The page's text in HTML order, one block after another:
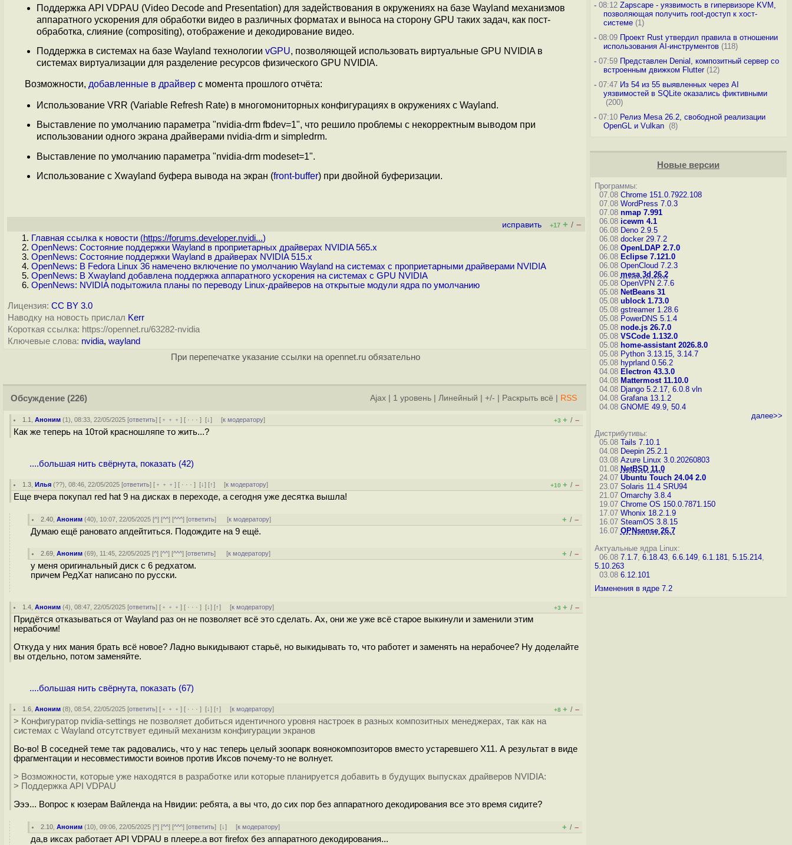
Поддержка API VDPAU (Video Decode and Presentation) для задействования в окружениях на базе Wayland механизмов
аппаратного ускорения для обработки видео в различных форматах и выноса на сторону GPU таких задач, как пост-
обработка, слияние (compositing), отображение и декодирование видео.
Поддержка в системах на базе Wayland технологии vGPU, позволяющей использовать виртуальные GPU NVIDIA в
системах виртуализации для разделение ресурсов физического GPU NVIDIA.
Возможности, добавленные в драйвер с момента прошлого отчёта:
Использование VRR (Variable Refresh Rate) в многомониторных конфигурациях в окружениях с Wayland.
Выставление по умолчанию параметра "nvidia-drm fbdev=1", что решило проблемы с некорректным выводом при
использовании одного экрана драйверами nvidia-drm и simpledrm.
Выставление по умолчанию параметра "nvidia-drm modeset=1".
Использование с Xwayland буфера вывода на экран (front-buffer) при двойной буферизации.
исправить +17 + / –
Главная ссылка к новости (https://forums.developer.nvidi...)
OpenNews: Состояние поддержки Wayland в проприетарных драйверах NVIDIA 565.x
OpenNews: Состояние поддержки Wayland в драйверах NVIDIA 515.x
OpenNews: В Fedora Linux 36 намечено включение по умолчанию Wayland на системах с проприетарными драйверами NVIDIA
OpenNews: В Xwayland добавлена поддержка аппаратного ускорения на системах с GPU NVIDIA
OpenNews: NVIDIA подытожила планы по переводу Linux-драйверов на открытые модули ядра по умолчанию
Лицензия: CC BY 3.0
Наводку на новость прислал Kerr
Короткая ссылка: https://opennet.ru/63282-nvidia
Ключевые слова: nvidia, wayland
При перепечатке указание ссылки на opennet.ru обязательно
Обсуждение (226) Ajax 1 уровень Линейный +/- Раскрыть всё RSS
1.1 ,Аноним (1), 08:33, 22/05/2025 [ответить] [ ﹢﹢﹢] [ · · ·][↓] [к модератору] +3 + / –
Как же теперь на 10той красношляпе то жить...?
....большая нить свёрнута, показать (42)
1.3 ,Илья (??), 08:46, 22/05/2025 [ответить] [ ﹢﹢﹢] [ · · ·][↓] [↑] [к модератору] +10 + / –
Еще вчера покупал red hat 9 на дисках в переходе, а сегодня уже десятка вышла!
2.40 ,Аноним (40), 10:07, 22/05/2025 [^] [^^] [^^^] [ответить] [к модератору] + / –
Думаю ещё рановато апдейтиться. Подождите на 9 ещё.
2.69 ,Аноним (69), 11:45, 22/05/2025 [^] [^^] [^^^] [ответить] [к модератору] + / –
у меня оригинальный диск с 6 редхатом.
причем РедХат написано по русски.
1.4 ,Аноним (4), 08:47, 22/05/2025 [ответить] [ ﹢﹢﹢] [ · · ·][↓] [↑] [к модератору] +3 + / –
Придётся отказываться от Wayland раз он не позволяет всё это сделать. Ах, они же уже всё старое выкинули и заменили этим
нерабочим!
Откуда у них мания брать всё новое? Ладно выкидывают старьё, но выкидывать то, что работет и заменять на нерабочее? Ну доделайте
вы отдельно, потом заменяйте.
....большая нить свёрнута, показать (67)
1.6 ,Аноним (8), 08:54, 22/05/2025 [ответить] [ ﹢﹢﹢] [ · · ·][↓] [↑] [к модератору] +8 + / –
> Конфигуратор nvidia-settings не позволяет добиться идентичного уровня настроек в разных композитных менеджерах, так как на
системах с Wayland отсутствует единый механизм конфигурации экранов
Во-во! В соседней теме так радовались, что у нас теперь целый зоопарк воянокомпозиторов вместо устаревшего X11. А результат в виде
фрагментации и несовместимости воинов против Иксов почему-то не волнует.
> Возможности, которые уже находятся в разработке или которые планируется добавить в будущих выпусках драйверов NVIDIA:
> Поддержка API VDPAU
Эээ... Вопрос к юзерам Вайленда на Нвидии: ребята, а вы что, до сих пор без аппаратного декодирования все это время сидите?
2.10 ,Аноним (10), 09:06, 22/05/2025 [^] [^^] [^^^] [ответить][↓] [к модератору] + / –
да,в иксах работает API VDPAU в плеере.а вот firefox без аппаратного декодирования...
-08:12 Zapscape - уязвимость в гипервизоре KVM,
позволяющая получить root-доступ к хост-
системе(1)
-08:09 Проект Rust утвердил правила в отношении
использования AI-инструментов(118)
-07:59 Представлен Denial, композитный сервер со
встроенным движком Flutter(12)
-07:47 Из 54 из 55 выявленных через AI
уязвимостей в SQLite оказались фиктивными
(200)
-07:10 Релиз Mesa 26.2, свободной реализации
OpenGL и Vulkan (8)
Новые версии
Программы:
07.08 Chrome 151.0.7922.108
07.08 WordPress 7.0.3
07.08 nmap 7.991
06.08 icewm 4.1
06.08 Deno 2.9.5
06.08 docker 29.7.2
06.08 OpenLDAP 2.7.0
06.08 Eclipse 7.121.0
06.08 OpenCloud 7.2.3
06.08 mesa 3d 26.2
05.08 OpenVPN 2.7.6
05.08 NetBeans 31
05.08 ublock 1.73.0
05.08 gstreamer 1.28.6
05.08 PowerDNS 5.1.4
05.08 node.js 26.7.0
05.08 VSCode 1.132.0
05.08 home-assistant 2026.8.0
05.08 Python 3.13.15, 3.14.7
05.08 hyprland 0.56.2
04.08 Electron 43.3.0
04.08 Mattermost 11.10.0
04.08 Django 5.2.17, 6.0.8 vln
04.08 Grafana 13.1.2
04.08 GNOME 49.9, 50.4
далее>>
Дистрибутивы:
05.08 Tails 7.10.1
04.08 Deepin 25.2.1
03.08 Azure Linux 3.0.20260803
01.08 NetBSD 11.0
24.07 Ubuntu Touch 24.04 2.0
23.07 Solaris 11.4 SRU94
21.07 Omarchy 3.8.4
19.07 Chrome OS 150.0.7871.150
17.07 Whonix 18.2.1.9
16.07 SteamOS 3.8.15
16.07 OPNsense 26.7
Актуальные ядра Linux:
06.08 7.1.7, 6.18.43, 6.6.149, 6.1.181, 5.15.214,
5.10.263
03.08 6.12.101
Изменения в ядре 7.2